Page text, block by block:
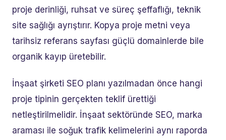
proje derinliği, ruhsat ve süreç şeffaflığı, teknik
site sağlığı ayrıştırır. Kopya proje metni veya
tarihsiz referans sayfası güçlü domainlerde bile
organik kayıp üretebilir.
İnşaat şirketi SEO planı yazılmadan önce hangi
proje tipinin gerçekten teklif ürettiği
netleştirilmelidir. İnşaat sektöründe SEO, marka
araması ile soğuk trafik kelimelerini aynı raporda